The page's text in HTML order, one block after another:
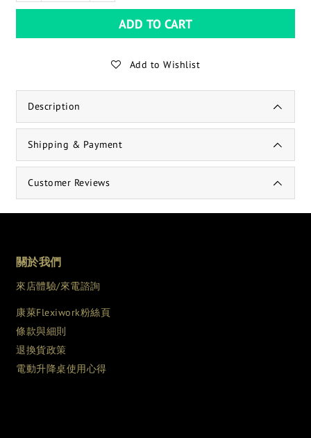
ADD TO CART
Add to Wishlist
Description
Shipping & Payment
Customer Reviews
關於我們
來店體驗/來電諮詢
康萊Flexiwork粉絲頁
條款與細則
退換貨政策
電動升降桌使用心得